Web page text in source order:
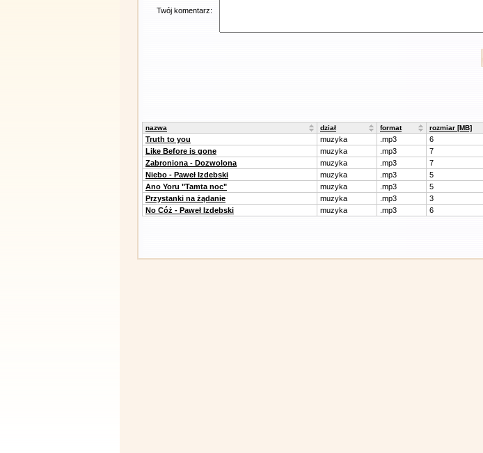
Twój komentarz:
nazwa dział format rozmiar [MB]
Truth to you muzyka .mp3 6
Like Before is gone
muzyka .mp3 7
Zabroniona - Dozwolona
muzyka .mp3 7
Niebo - Paweł Izdebski
muzyka .mp3 5
Ano Yoru "Tamta noc"
muzyka .mp3 5
Przystanki na żądanie
muzyka .mp3 3
No Cóż - Paweł Izdebski
muzyka .mp3 6